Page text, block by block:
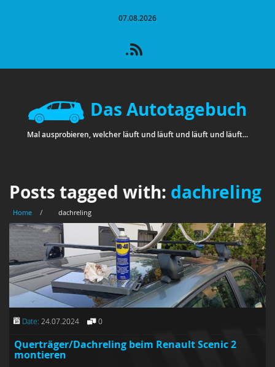
07.08.2026
Das Autotagebuch
Mal ausprobieren, welcher läuft und läuft und läuft und läuft...
Posts tagged with: dachreling
Home / dachreling
Date: 24.07.2024 0
Querträger/Dachreling beim Renault Scenic 2
montieren